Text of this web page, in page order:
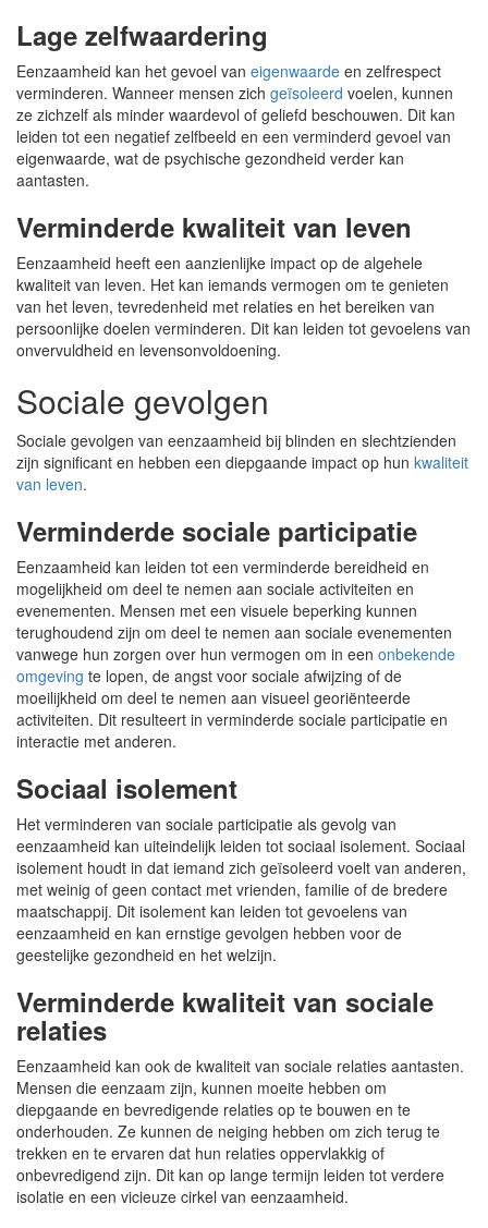
Lage zelfwaardering
Eenzaamheid kan het gevoel van eigenwaarde en zelfrespect
verminderen. Wanneer mensen zich geïsoleerd voelen, kunnen
ze zichzelf als minder waardevol of geliefd beschouwen. Dit kan
leiden tot een negatief zelfbeeld en een verminderd gevoel van
eigenwaarde, wat de psychische gezondheid verder kan
aantasten.
Verminderde kwaliteit van leven
Eenzaamheid heeft een aanzienlijke impact op de algehele
kwaliteit van leven. Het kan iemands vermogen om te genieten
van het leven, tevredenheid met relaties en het bereiken van
persoonlijke doelen verminderen. Dit kan leiden tot gevoelens van
onvervuldheid en levensonvoldoening.
Sociale gevolgen
Sociale gevolgen van eenzaamheid bij blinden en slechtzienden
zijn significant en hebben een diepgaande impact op hun kwaliteit
van leven.
Verminderde sociale participatie
Eenzaamheid kan leiden tot een verminderde bereidheid en
mogelijkheid om deel te nemen aan sociale activiteiten en
evenementen. Mensen met een visuele beperking kunnen
terughoudend zijn om deel te nemen aan sociale evenementen
vanwege hun zorgen over hun vermogen om in een onbekende
omgeving te lopen, de angst voor sociale afwijzing of de
moeilijkheid om deel te nemen aan visueel georiënteerde
activiteiten. Dit resulteert in verminderde sociale participatie en
interactie met anderen.
Sociaal isolement
Het verminderen van sociale participatie als gevolg van
eenzaamheid kan uiteindelijk leiden tot sociaal isolement. Sociaal
isolement houdt in dat iemand zich geïsoleerd voelt van anderen,
met weinig of geen contact met vrienden, familie of de bredere
maatschappij. Dit isolement kan leiden tot gevoelens van
eenzaamheid en kan ernstige gevolgen hebben voor de
geestelijke gezondheid en het welzijn.
Verminderde kwaliteit van sociale
relaties
Eenzaamheid kan ook de kwaliteit van sociale relaties aantasten.
Mensen die eenzaam zijn, kunnen moeite hebben om
diepgaande en bevredigende relaties op te bouwen en te
onderhouden. Ze kunnen de neiging hebben om zich terug te
trekken en te ervaren dat hun relaties oppervlakkig of
onbevredigend zijn. Dit kan op lange termijn leiden tot verdere
isolatie en een vicieuze cirkel van eenzaamheid.